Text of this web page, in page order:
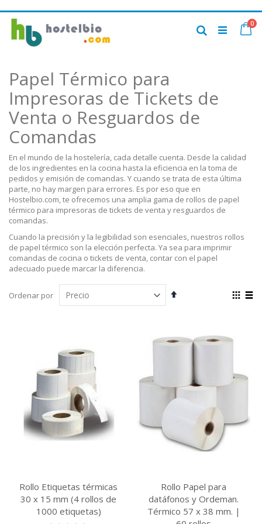
Ir
contenido
0
Buscar
Papel Térmico para
Impresoras de Tickets de
Venta o Resguardos de
Comandas
En el mundo de la hostelería, cada detalle cuenta. Desde la calidad
de los ingredientes en la cocina hasta la eficiencia en la toma de
pedidos y emisión de comandas. Y cuando se trata de esta última
parte, no hay margen para errores. Es por eso que en
Hostelbio.com, te ofrecemos una amplia gama de rollos de papel
térmico para impresoras de tickets de venta y resguardos de
comandas.
Cuando la precisión y la legibilidad son esenciales, nuestros rollos
de papel térmico son la elección perfecta. Ya sea para imprimir
comandas de cocina o tickets de venta, contar con el papel
adecuado puede marcar la diferencia.
Ordenar por
Fijar
Ver
Rollo Etiquetas térmicas
30 x 15 mm (4 rollos de
1000 etiquetas)
Rollo Papel para
datáfonos y Ordeman.
Térmico 57 x 38 mm. |